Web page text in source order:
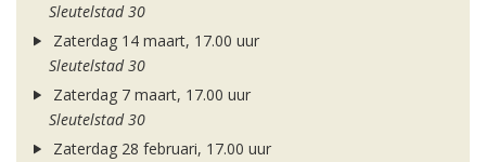
Sleutelstad 30
Zaterdag 14 maart, 17.00 uur
Sleutelstad 30
Zaterdag 7 maart, 17.00 uur
Sleutelstad 30
Zaterdag 28 februari, 17.00 uur